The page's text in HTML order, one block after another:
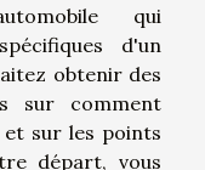
qui
d'un
obtenir des
sur comment
sur les points
départ, vous